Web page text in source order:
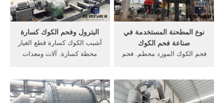
من الكسارة العمودية .
طاحونة لصنع مساحيق المعدنية
500 شبكة,تأثير محطم طاحونة
لصنع مساحيق المعدنية 500
شبكة شركة مارسدس لصناعة
البترول وفحم الكوك كسارة
أشيب الكوك كسارة قطع الغيار
محطة كسارة. آلات ومعدات
moebel.asia البترول وفحم
الكو
نوع المطحنة المستخدمة في
صناعة فحم الكوك
فحم الكوك المورد محطم. فحم
المستخدمة في مصنع فرن فحم
الكوك كسارة, الفك محطم،